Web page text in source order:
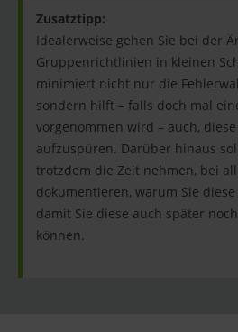
Zusatztipp:
Idealerweise gehen Sie bei der
Gruppenrichtlinien in kleinen
minimiert nicht nur die
sondern hilft – falls doch mal
vorgenommen wird – auch,
aufzuspüren. Darüber hinaus
trotzdem die Zeit nehmen, bei
dokumentieren, warum Sie
damit Sie diese auch später
können.